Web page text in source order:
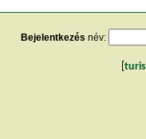
Bejelentkezés név: